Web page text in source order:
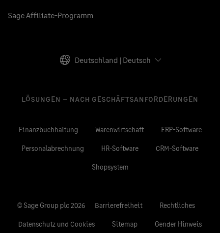
Sage Affiliate-Programm
Deutschland | Deutsch
LÖSUNGEN – NACH GESCHÄFTSANFORDERUNGEN
Finanzbuchhaltung Warenwirtschaft ERP-Software
Personalabrechnung HR-Software CRM-Software
Shopsystem
© Sage Group plc 2026 Barrierefreiheit Rechtliches
Datenschutz und Cookies Sitemap Gender Hinweis